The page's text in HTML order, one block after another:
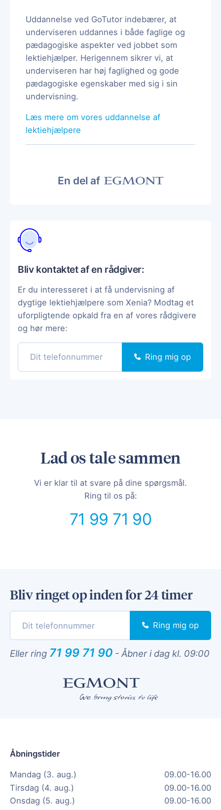
Uddannelse ved GoTutor indebærer, at
underviseren uddannes i både faglige og
pædagogiske aspekter ved jobbet som
lektiehjælper. Herigennem sikrer vi, at
underviseren har høj faglighed og gode
pædagogiske egenskaber med sig i sin
undervisning.
Læs mere om vores uddannelse af
lektiehjælpere
En del af
Bliv kontaktet af en rådgiver:
Er du interesseret i at få undervisning af
dygtige lektiehjælpere som Xenia? Modtag et
uforpligtende opkald fra en af vores rådgivere
og hør mere:
Ring mig op
Lad os tale sammen
Vi er klar til at svare på dine spørgsmål.
Ring til os på:
71 99 71 90
Bliv ringet op inden for 24 timer
Ring mig op
Eller ring 71 99 71 90 - Åbner i dag kl. 09:00
Åbningstider
Mandag (3. aug.)
09.00-16.00
Tirsdag (4. aug.)
09.00-16.00
Onsdag (5. aug.)
09.00-16.00